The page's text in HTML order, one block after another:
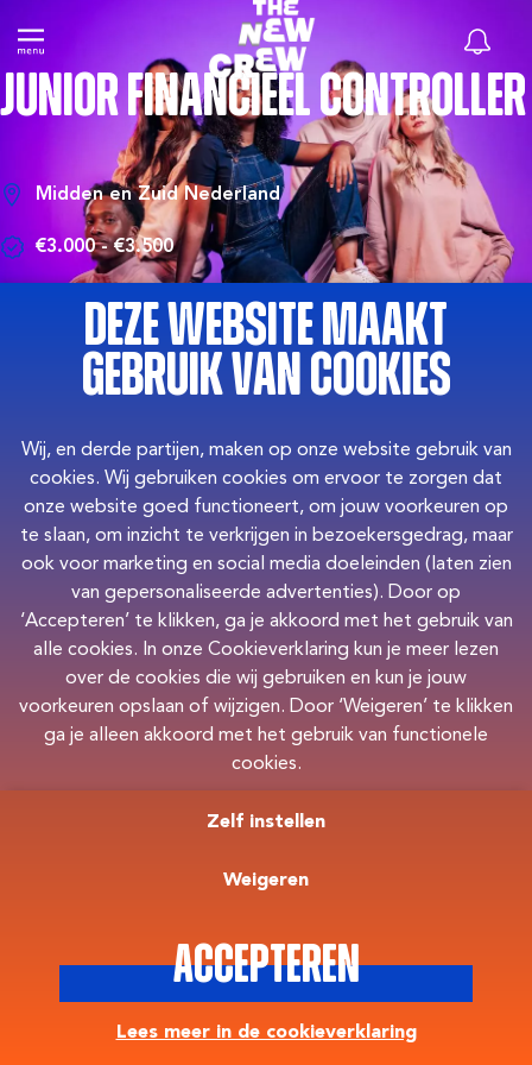
Deze website maakt
gebruik van cookies
Wij, en derde partijen, maken op onze website gebruik van
cookies. Wij gebruiken cookies om ervoor te zorgen dat
onze website goed functioneert, om jouw voorkeuren op
te slaan, om inzicht te verkrijgen in bezoekersgedrag, maar
ook voor marketing en social media doeleinden (laten zien
van gepersonaliseerde advertenties). Door op
‘Accepteren’ te klikken, ga je akkoord met het gebruik van
alle cookies. In onze Cookieverklaring kun je meer lezen
over de cookies die wij gebruiken en kun je jouw
voorkeuren opslaan of wijzigen. Door ‘Weigeren’ te klikken
ga je alleen akkoord met het gebruik van functionele
cookies.
Zelf instellen
Weigeren
Accepteren
Lees meer in de cookieverklaring
Junior Financieel Controller
Midden en Zuid Nederland
€3.000 - €3.500
Overig
Privacy Cookies